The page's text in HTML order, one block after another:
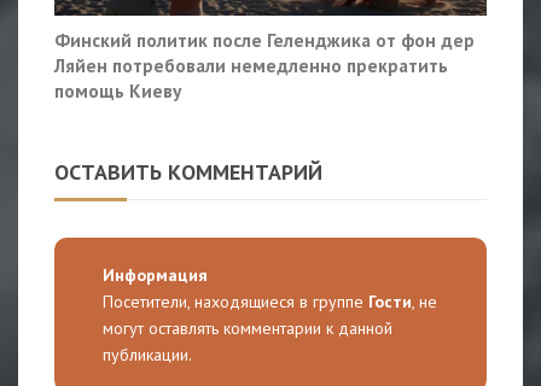
Финский политик после Геленджика от фон дер
Ляйен потребовали немедленно прекратить
помощь Киеву
ОСТАВИТЬ КОММЕНТАРИЙ
Информация
Посетители, находящиеся в группе Гости, не
могут оставлять комментарии к данной
публикации.